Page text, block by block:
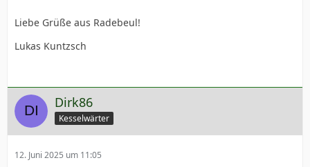
Liebe Grüße aus Radebeul!
Lukas Kuntzsch
Dirk86
Kesselwärter
12. Juni 2025 um 11:05